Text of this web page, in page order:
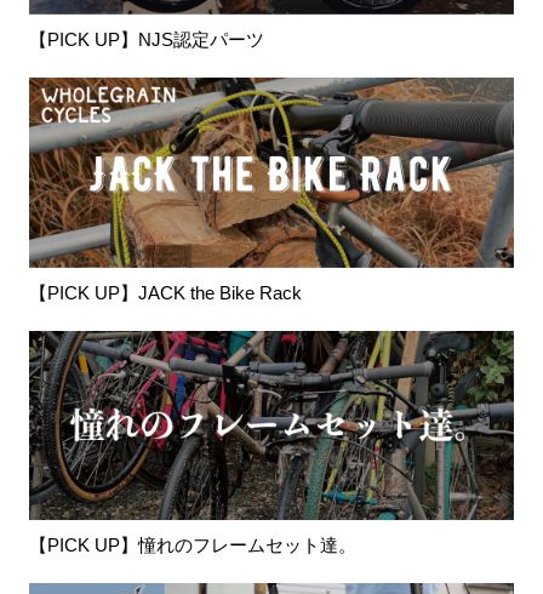
【PICK UP】NJS認定パーツ
【PICK UP】JACK the Bike Rack
【PICK UP】憧れのフレームセット達。